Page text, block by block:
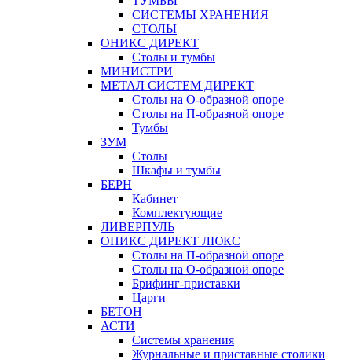
СИСТЕМЫ ХРАНЕНИЯ
СТОЛЫ
ОНИКС ДИРЕКТ
Столы и тумбы
МИНИСТРИ
МЕТАЛ СИСТЕМ ДИРЕКТ
Столы на О-образной опоре
Столы на П-образной опоре
Тумбы
ЗУМ
Столы
Шкафы и тумбы
БЕРН
Кабинет
Комплектующие
ЛИВЕРПУЛЬ
ОНИКС ДИРЕКТ ЛЮКС
Столы на П-образной опоре
Столы на О-образной опоре
Брифинг-приставки
Царги
БЕТОН
АСТИ
Системы хранения
Журнальные и приставные столики